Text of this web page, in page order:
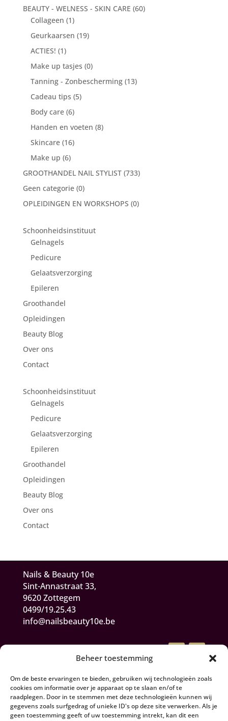
Beheer toestemming
Om de beste ervaringen te bieden, gebruiken wij technologieën zoals
cookies om informatie over je apparaat op te slaan en/of te
raadplegen. Door in te stemmen met deze technologieën kunnen wij
gegevens zoals surfgedrag of unieke ID's op deze site verwerken. Als je
geen toestemming geeft of uw toestemming intrekt, kan dit een
BEAUTY - WELNESS - SKIN CARE (60)
Collageen (1)
Geurkaarsen (19)
ACTIES! (1)
Make up tasjes (0)
Tanning - Zonbescherming (13)
Cadeau tips (5)
Body care (6)
Handen en voeten (8)
Skincare (16)
Make up (6)
GROOTHANDEL NAIL STYLIST (733)
Geen categorie (0)
OPLEIDINGEN EN WORKSHOPS (0)
Schoonheidsinstituut
Gelnagels
Pedicure
Gelaatsverzorging
Epileren
Groothandel
Opleidingen
Beauty Blog
Over ons
Contact
Schoonheidsinstituut
Gelnagels
Pedicure
Gelaatsverzorging
Epileren
Groothandel
Opleidingen
Beauty Blog
Over ons
Contact
Nails & Beauty 10e
Sint-Annastraat 33,
9620 Zottegem
0499/19.25.43
info@nailsbeauty10e.be
Algemene Voorwaarden